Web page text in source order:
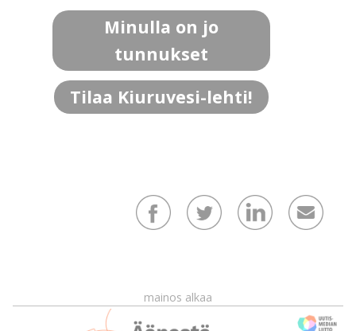
Minulla on jo
tunnukset
Tilaa Kiuruvesi-lehti!
mainos alkaa